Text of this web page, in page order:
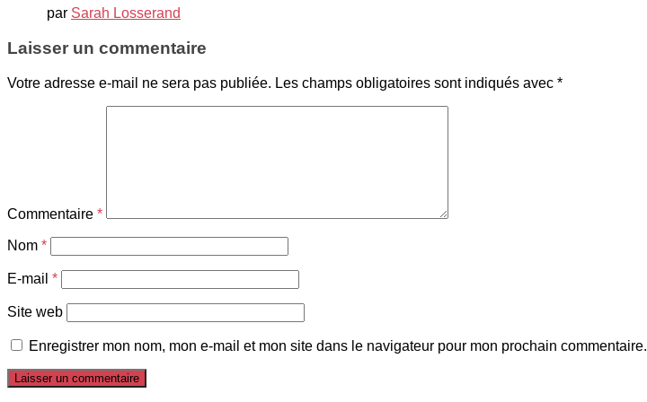
par Sarah Losserand
Laisser un commentaire
Votre adresse e-mail ne sera pas publiée. Les champs obligatoires sont indiqués avec *
Commentaire *
Nom *
E-mail *
Site web
Enregistrer mon nom, mon e-mail et mon site dans le navigateur pour mon prochain commentaire.